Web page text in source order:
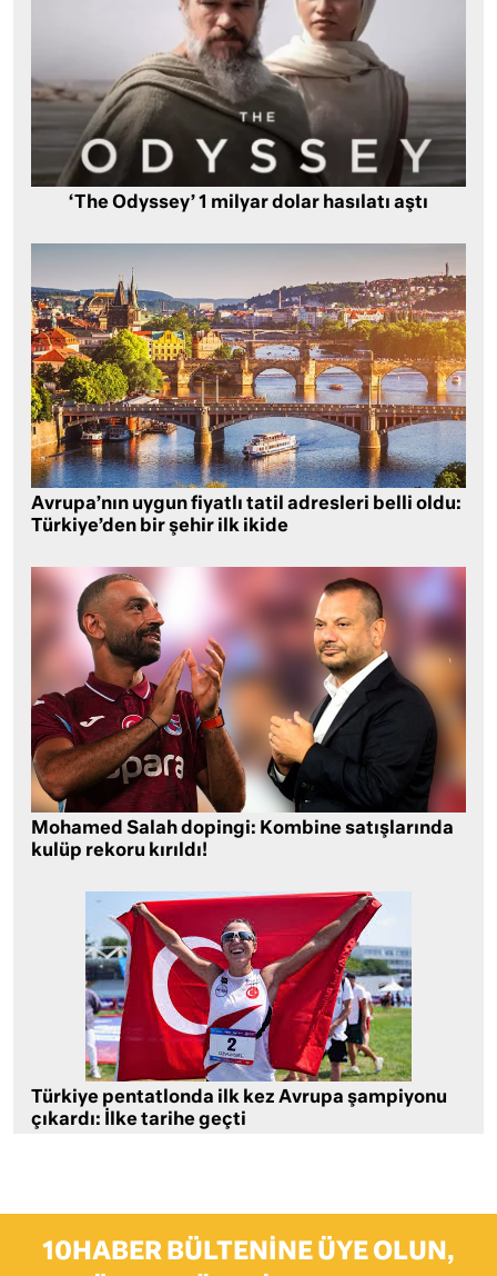
‘The Odyssey’ 1 milyar dolar hasılatı aştı
Avrupa’nın uygun fiyatlı tatil adresleri belli oldu:
Türkiye’den bir şehir ilk ikide
Mohamed Salah dopingi: Kombine satışlarında
kulüp rekoru kırıldı!
Türkiye pentatlonda ilk kez Avrupa şampiyonu
çıkardı: İlke tarihe geçti
10HABER BÜLTENINE ÜYE OLUN,